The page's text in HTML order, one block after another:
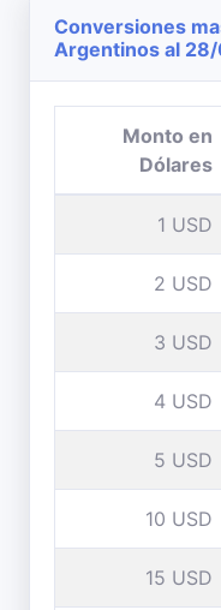
Conversiones
Argentinos al
Monto en
Dólares
1 USD
2 USD
3 USD
4 USD
5 USD
10 USD
15 USD